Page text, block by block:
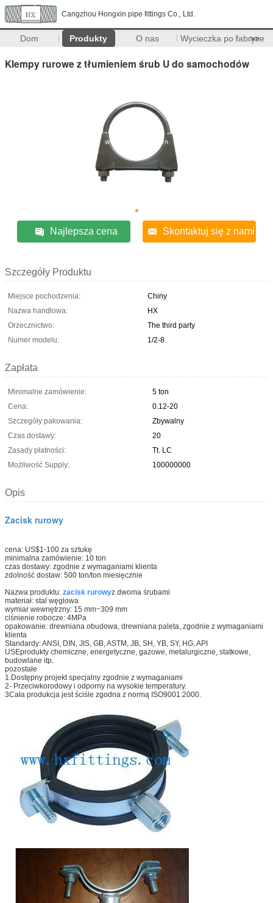
Cangzhou Hongxin pipe fittings Co., Ltd.
Dom Produkty O nas Wycieczka po fabryce
>>
Klempy rurowe z tłumieniem śrub U do samochodów
Najlepsza cena Skontaktuj się z nami
Szczegóły Produktu
Miejsce pochodzenia:
Chiny
Nazwa handlowa:
HX
Orzecznictwo:
The third party
Numer modelu:
1/2-8
Zapłata
Minimalne zamówienie:
5 ton
Cena:
0.12-20
Szczegóły pakowania:
Zbywalny
Czas dostawy:
20
Zasady płatności:
Tt. LC
Możliwość Supply:
100000000
Opis
Zacisk rurowy
cena: US$1-100 za sztukę
minimalna zamówienie: 10 ton
czas dostawy: zgodnie z wymaganiami klienta
zdolność dostaw: 500 ton/ton miesięcznie
Nazwa produktu: zacisk rurowyz dwoma śrubami
materiał: stal węglowa
wymiar wewnętrzny: 15 mm~309 mm
ciśnienie robocze: 4MPa
opakowanie: drewniana obudowa, drewniana paleta, zgodnie z wymaganiami
klienta
Standardy: ANSI, DIN, JIS, GB, ASTM, JB, SH, YB, SY, HG, API
USEprodukty chemiczne, energetyczne, gazowe, metalurgiczne, statkowe,
budowlane itp.
pozostałe
1.Dostępny projekt specjalny zgodnie z wymaganiami
2- Przeciwkorodowy i odporny na wysokie temperatury.
3Cała produkcja jest ściśle zgodna z normą ISO9001:2000.